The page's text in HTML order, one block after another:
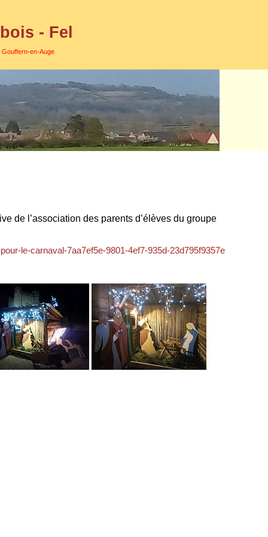
- Fel
Gouffern-en-Auge
de l’association des parents d’élèves du groupe
le-carnaval-7aa7ef5e-9801-4ef7-935d-23d795f9357e